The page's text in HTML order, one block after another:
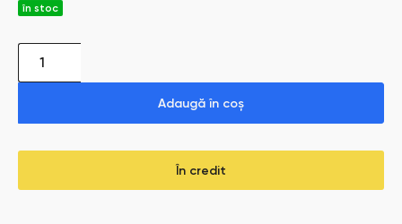
în stoc
Adaugă în coș
În credit